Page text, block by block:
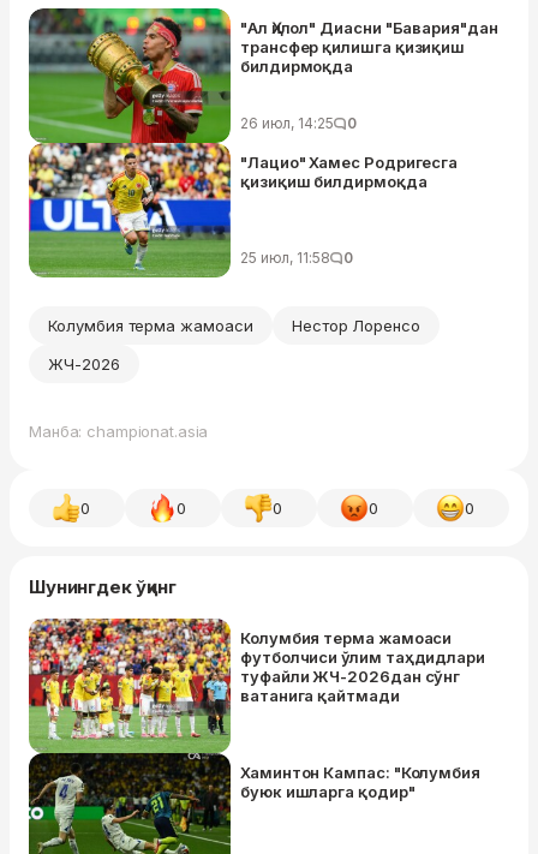
"Ал Ҳилол" Диасни "Бавария"дан
трансфер қилишга қизиқиш
билдирмоқда
26 июл, 14:25 0
"Лацио" Хамес Родригесга
қизиқиш билдирмоқда
25 июл, 11:58 0
Колумбия терма жамоаси
Нестор Лоренсо
ЖЧ-2026
Манба: championat.asia
0 0 0 0 0
Шунингдек ўқинг
Колумбия терма жамоаси
футболчиси ўлим таҳдидлари
туфайли ЖЧ-2026дан сўнг
ватанига қайтмади
Хаминтон Кампас: "Колумбия
буюк ишларга қодир"